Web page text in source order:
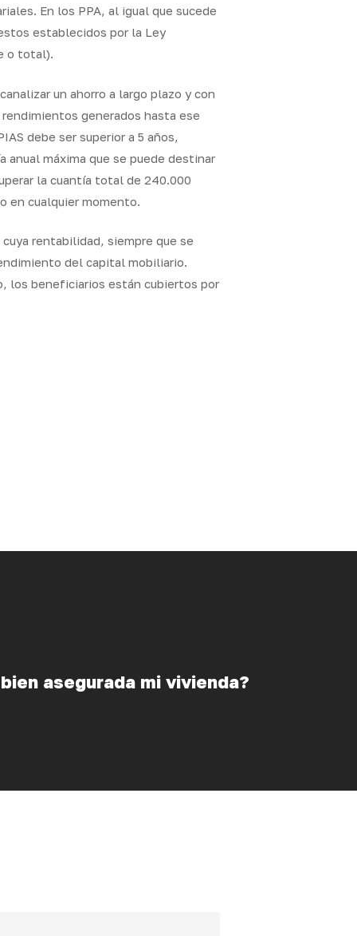
En los PPA, al igual que sucede
establecidos por la Ley
o total).
un ahorro a largo plazo y con
generados hasta ese
debe ser superior a 5 años,
máxima que se puede destinar
la cuantía total de 240.000
en cualquier momento.
rentabilidad, siempre que se
del capital mobiliario.
los beneficiarios están cubiertos por
asegurada mi vivienda?